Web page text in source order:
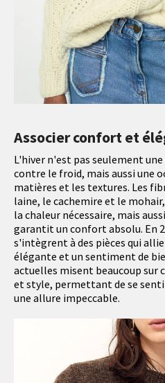
Associer confort et
L'hiver n'est pas seulement
contre le froid, mais aussi une
matières et les textures. Les
laine, le cachemire et le
la chaleur nécessaire, mais
garantit un confort absolu. En
s'intègrent à des pièces qui
élégante et un sentiment de
actuelles misent beaucoup
et style, permettant de se
une allure impeccable.